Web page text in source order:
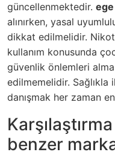
güncellenmektedir.
alınırken, yasal
dikkat edilmelidir.
kullanım konusunda
güvenlik önlemleri
edilmemelidir.
danışmak her zaman
benzer